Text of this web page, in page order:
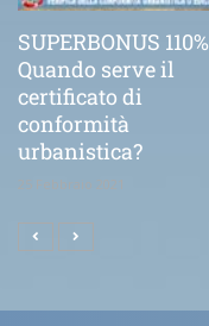
SUPERBONUS 110%
Quando serve il
certificato di
conformità
urbanistica?
25 Febbraio 2021